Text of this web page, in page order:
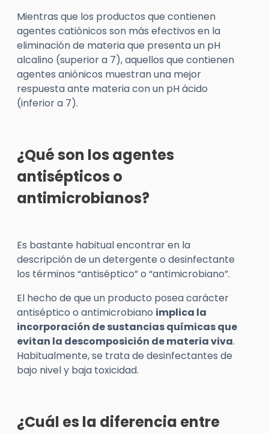
Mientras que los productos que contienen
agentes catiónicos son más efectivos en la
eliminación de materia que presenta un pH
alcalino (superior a 7), aquellos que contienen
agentes aniónicos muestran una mejor
respuesta ante materia con un pH ácido
(inferior a 7).
¿Qué son los agentes
antisépticos o
antimicrobianos?
Es bastante habitual encontrar en la
descripción de un detergente o desinfectante
los términos “antiséptico” o “antimicrobiano”.
El hecho de que un producto posea carácter
antiséptico o antimicrobiano implica la
incorporación de sustancias químicas que
evitan la descomposición de materia viva.
Habitualmente, se trata de desinfectantes de
bajo nivel y baja toxicidad.
¿Cuál es la diferencia entre